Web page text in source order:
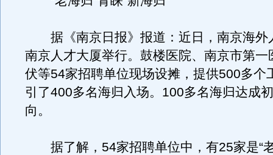
据《南京日报》报道：近日，南京海外
南京人才大厦举行。鼓楼医院、南京市第一
伏等54家招聘单位现场设摊，提供500多个
引了400多名海归入场。100多名海归达成
向。
据了解，54家招聘单位中，有25家是“